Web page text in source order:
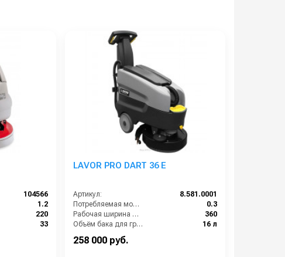
104566
1.2
220
33
LAVOR PRO DART 36 E
Артикул:
8.581.0001
Потребляемая мощность (кВт):
0.3
Рабочая ширина щеток (мм):
360
Объём бака для грязной воды (л):
16 л
258 000 руб.